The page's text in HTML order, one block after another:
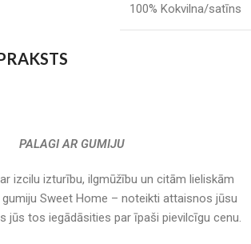
100% Kokvilna/satīns
PALAGI AR GUMIJU
izcilu izturību, ilgmūžību un citām lieliskām
Sweet Home – noteikti attaisnos jūsu
jūs tos iegādāsities par īpaši pievilcīgu cenu.